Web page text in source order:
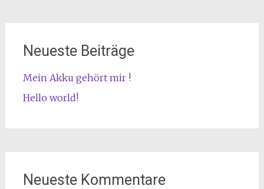
Neueste Beiträge
Mein Akku gehört mir !
Hello world!
Neueste Kommentare